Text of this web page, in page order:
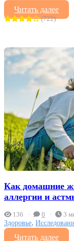
Читать далее
(722)
Как домашние
аллергии и
136 0 3
Здоровье,
Читать далее